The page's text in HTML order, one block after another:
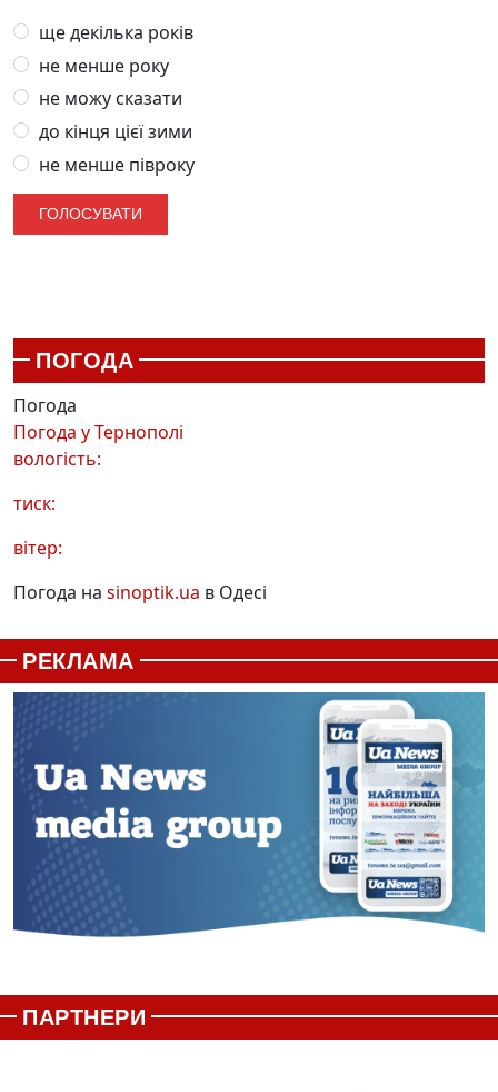
ще декілька років
не менше року
не можу сказати
до кінця цієї зими
не менше півроку
ПОГОДА
Погода
Погода уТернополі
вологість:
тиск:
вітер:
Погода на sinoptik.ua в Одесі
РЕКЛАМА
ПАРТНЕРИ